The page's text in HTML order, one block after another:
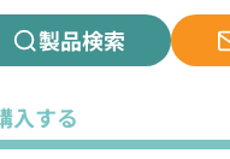
製品検索
入する